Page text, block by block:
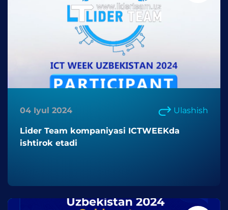
04 Iyul 2024 Ulashish
Lider Team kompaniyasi ICTWEEKda
ishtirok etadi